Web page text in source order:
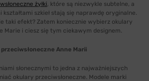
żyłki, które są niezwykle subtelne, a
kształtami szkieł stają się naprawdę oryginalne.
taki efekt? Zatem koniecznie wybierz okulary
Marie i ciesz się tym ciekawym designem.
Anne Marii
słonecznymi to jedna z najważniejszych
okulary przeciwsłoneczne. Modele marki